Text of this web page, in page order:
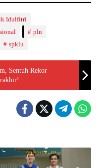
Idulfitri
pln
spklu
Sentuh Rekor